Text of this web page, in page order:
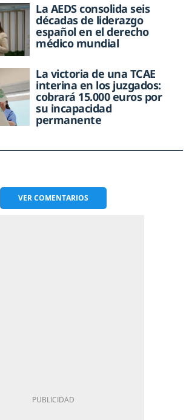
La AEDS consolida seis
décadas de liderazgo
español en el derecho
médico mundial
La victoria de una TCAE
interina en los juzgados:
cobrará 15.000 euros por
su incapacidad
permanente
VERCOMENTARIOS